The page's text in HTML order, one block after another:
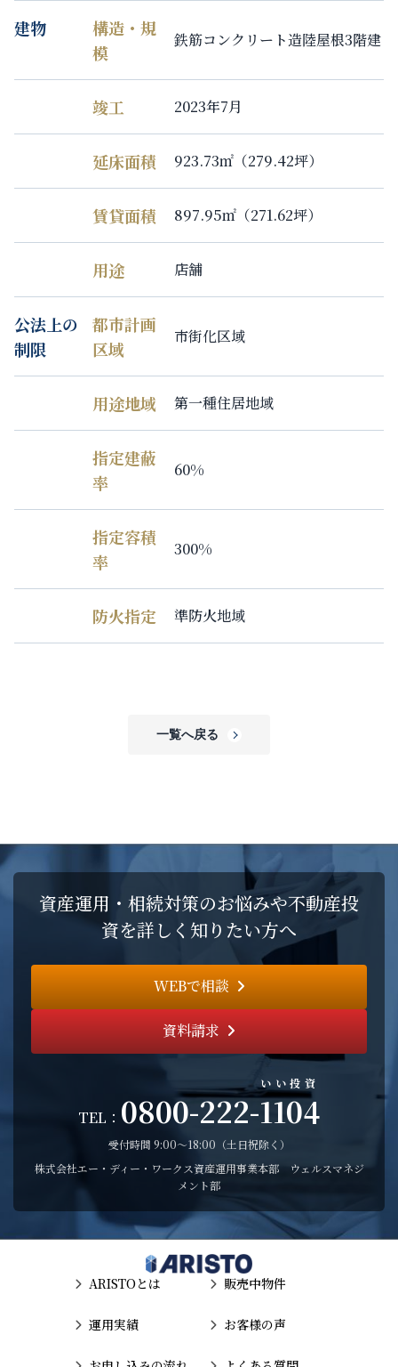
建物
構造・規
模
鉄筋コンクリート造陸屋根3階建
竣工 2023年7月
延床面積 923.73㎡（279.42坪）
賃貸面積 897.95㎡（271.62坪）
用途 店舗
公法上の
制限
都市計画
区域
市街化区域
用途地域 第一種住居地域
指定建蔽
率
60%
指定容積
率
300%
防火指定 準防火地域
一覧へ戻る
資産運用・相続対策のお悩みや不動産投
資を詳しく知りたい方へ
WEBで相談
資料請求
TEL： 0800-222-1104
いい投資
受付時間 9:00〜18:00（土日祝除く）
株式会社エー・ディー・ワークス資産運用事業本部 ウェルスマネジ
メント部
ARISTOとは 販売中物件
運用実績 お客様の声